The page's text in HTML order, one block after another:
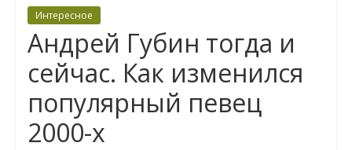
Интересное
Андрей Губин тогда и
сейчас. Как изменился
популярный певец
2000-х